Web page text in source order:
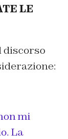
LE
discorso
mi
La